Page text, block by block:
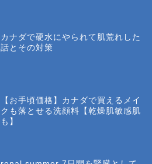
カナダで硬水にやられて肌荒れした
話とその対策
【お手頃価格】カナダで買えるメイ
クも落とせる洗顔料【乾燥肌敏感肌
も】